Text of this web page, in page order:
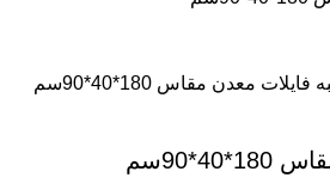
فايلات معدن مقاس 180*40*90سم